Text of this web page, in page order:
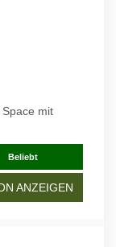
mit
Beliebt
ANZEIGEN